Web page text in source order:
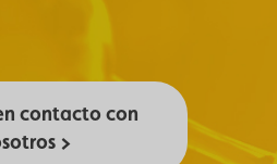
contacto con
>